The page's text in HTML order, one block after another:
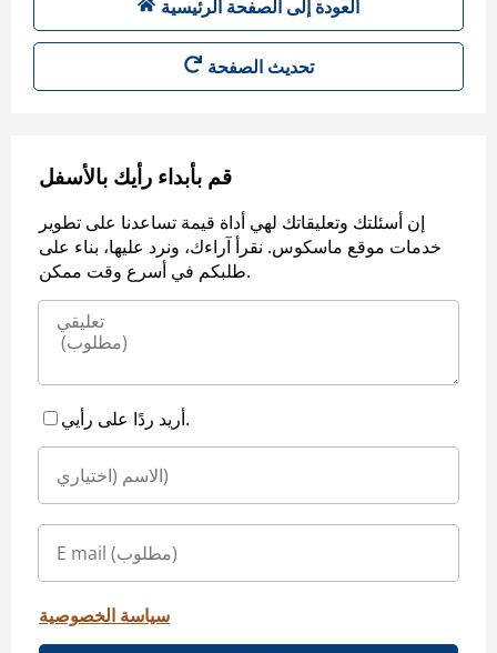
العودة إلى الصفحة الرئيسية
تحديث الصفحة
قم بأبداء رأيك بالأسفل
إن أسئلتك وتعليقاتك لهي أداة قيمة تساعدنا على تطوير
خدمات موقع ماسكوس. نقرأ آراءك، ونرد عليها، بناء على
طلبكم في أسرع وقت ممكن.
أريد ردًا على رأيي.
سياسة الخصوصية